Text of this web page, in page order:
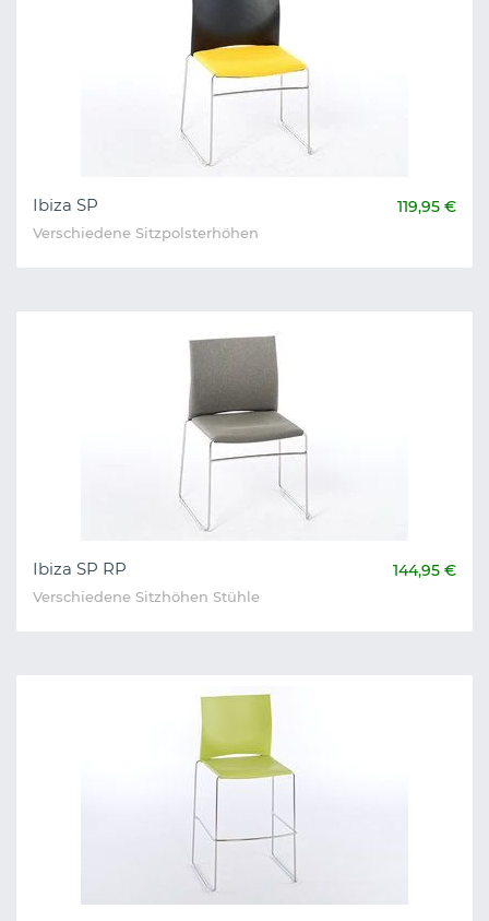
Ibiza SP 119,95 €
Verschiedene Sitzpolsterhöhen
Ibiza SP RP 144,95 €
Verschiedene Sitzhöhen Stühle